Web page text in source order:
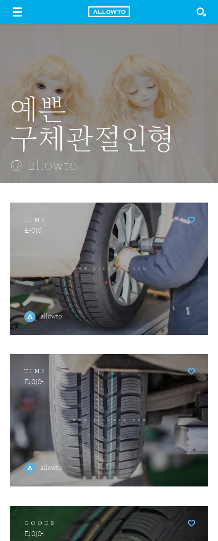
FREE DOWNLOAD
예쁜
구체관절인형
@ allowto
모락모락
김나는
@ allowto
콘텍트렌즈
@ allowto
스테이크 만들기
@ allowto
양 한마리
@ allowto
TIME
타이어
allowto
TIME
타이어
allowto
GOODS
타이어